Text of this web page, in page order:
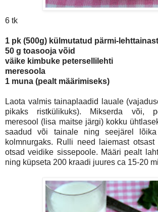
6 tk
1 pk (500g) külmutatud pärmi-lehttainast
50 g toasooja võid
väike kimbuke petersellilehti
meresoola
1 muna (pealt määrimiseks)
Laota valmis tainaplaadid lauale
pikaks ristkülikuks). Mikserda või,
meresool (lisa maitse järgi) kokku
saadud või tainale ning seejärel
kolmnurgaks. Rulli need laiemast
otsad veidike sissepoole. Määri pealt
ning küpseta 200 kraadi juures ca 15-20